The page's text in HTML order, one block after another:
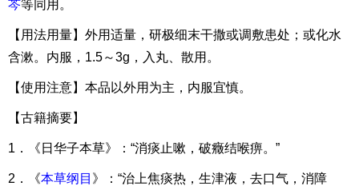
芩等同用。
【用法用量】外用适量，研极细末干撒或调敷患处；或化水
含漱。内服，1.5～3g，入丸、散用。
【使用注意】本品以外用为主，内服宜慎。
【古籍摘要】
1．《日华子本草》：“消痰止嗽，破癥结喉痹。”
2．《本草纲目 》：“治上焦痰热，生津液，去口气，消障